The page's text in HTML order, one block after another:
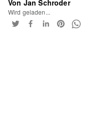
Von Jan Schroder
Wird geladen...